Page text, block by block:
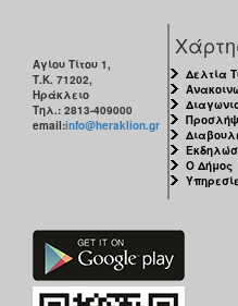
Αγίου Τίτου 1,
Τ.Κ. 71202,
Ηράκλειο
Τηλ.: 2813-409000
email:info@heraklion.gr
Δελτία
Ο Δήμος